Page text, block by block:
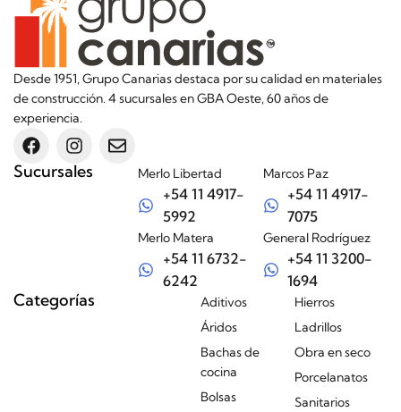
Desde 1951, Grupo Canarias destaca por su calidad en materiales
de construcción. 4 sucursales en GBA Oeste, 60 años de
experiencia.
Sucursales Merlo Libertad
+54 11 4917-
5992
Merlo Matera
+54 11 6732-
6242
Marcos Paz
+54 11 4917-
7075
General Rodríguez
+54 11 3200-
1694
Categorías
Aditivos
Áridos
Bachas de
cocina
Bolsas
Hierros
Ladrillos
Obra en seco
Porcelanatos
Sanitarios